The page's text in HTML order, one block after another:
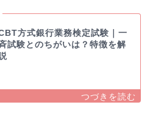
方式銀行業務検定試験｜一
試験とのちがいは？特徴を解